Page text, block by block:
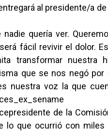
al presidente/a de
quería ver.
fácil revivir el dolor.
transformar nuestra
que se nos negó por
nuestra voz la que
de la
lo que ocurrió con